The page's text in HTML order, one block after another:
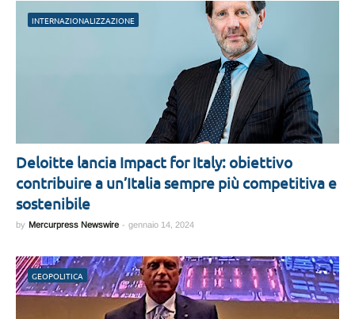
INTERNAZIONALIZZAZIONE
Deloitte lancia Impact for Italy: obiettivo
contribuire a un’Italia sempre più competitiva e
sostenibile
by Mercurpress Newswire - gennaio 14, 2024
GEOPOLITICA